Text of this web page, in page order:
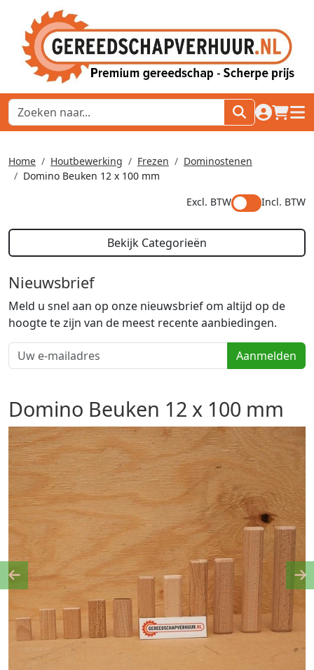
naar
Home Houtbewerking Frezen
Dominostenen
Domino Beuken 12 x 100 mm
Excl. BTW
Incl. BTW
Bekijk Categorieën
Nieuwsbrief
Meld u snel aan op onze nieuwsbrief om altijd op de
hoogte te zijn van de meest recente aanbiedingen.
Aanmelden
Domino Beuken 12 x 100 mm
Previous